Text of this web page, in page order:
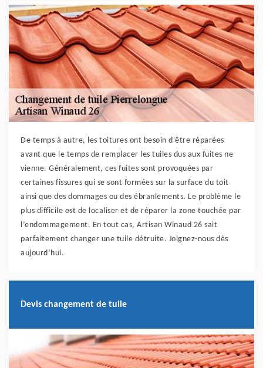
De temps à autre, les toitures ont besoin d'être réparées
avant que le temps de remplacer les tuiles dus aux fuites ne
vienne. Généralement, ces fuites sont provoquées par
certaines fissures qui se sont formées sur la surface du toit
ainsi que des dommages ou des ébranlements. Le problème le
plus difficile est de localiser et de réparer la zone touchée par
l’endommagement. En tout cas, Artisan Winaud 26 sait
parfaitement changer une tuile détruite. Joignez-nous dès
aujourd’hui.
Devis changement de tuile